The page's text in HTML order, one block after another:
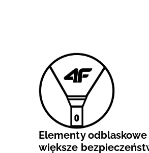
Elementy odblaskowe
większe